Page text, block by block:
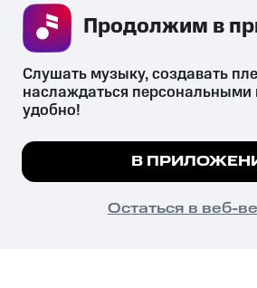
СКАЧАТЬ
психотропных веществ, их аналогов
их незаконный оборот запрещён и
законодательством ответственность.
© 2026 ООО «КИОН».
Все права защищены
Мы используем куки, чтобы на
Подробнее
ПОНЯТНО
Слушать музыку, создавать
наслаждаться персональными
удобно!
В
Остаться в веб-